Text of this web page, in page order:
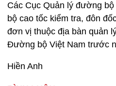
Các Cục Quản lý đường
bộ cao tốc kiểm tra, đôn
đơn vị thuộc địa bàn quản
Đường bộ Việt Nam trước
Hiền Anh